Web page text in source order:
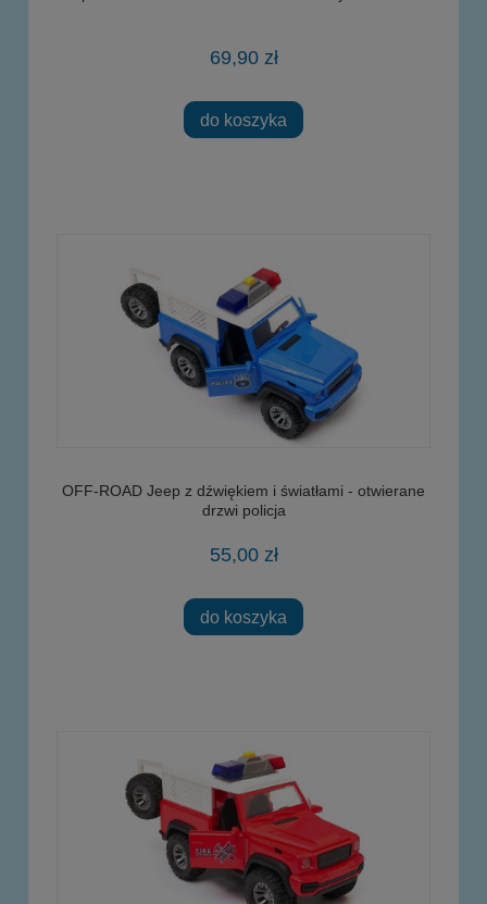
69,90 zł
do koszyka
OFF-ROAD Jeep z dźwiękiem i światłami - otwierane
drzwi policja
55,00 zł
do koszyka